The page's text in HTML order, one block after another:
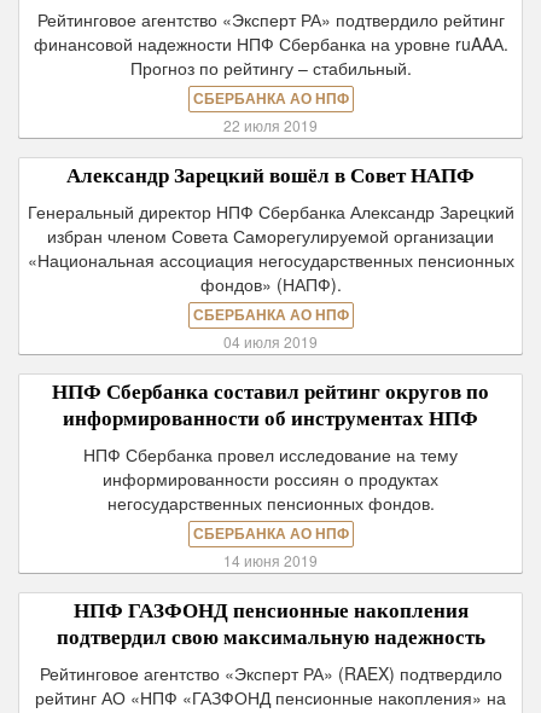
Рейтинговое агентство «Эксперт РА» подтвердило рейтинг
финансовой надежности НПФ Сбербанка на уровне ruAAА.
Прогноз по рейтингу – стабильный.
СБЕРБАНКА АО НПФ
22 июля 2019
Александр Зарецкий вошёл в Совет НАПФ
Генеральный директор НПФ Сбербанка Александр Зарецкий
избран членом Совета Саморегулируемой организации
«Национальная ассоциация негосударственных пенсионных
фондов» (НАПФ).
СБЕРБАНКА АО НПФ
04 июля 2019
НПФ Сбербанка составил рейтинг округов по
информированности об инструментах НПФ
НПФ Сбербанка провел исследование на тему
информированности россиян о продуктах
негосударственных пенсионных фондов.
СБЕРБАНКА АО НПФ
14 июня 2019
НПФ ГАЗФОНД пенсионные накопления
подтвердил свою максимальную надежность
Рейтинговое агентство «Эксперт РА» (RAEX) подтвердило
рейтинг АО «НПФ «ГАЗФОНД пенсионные накопления» на